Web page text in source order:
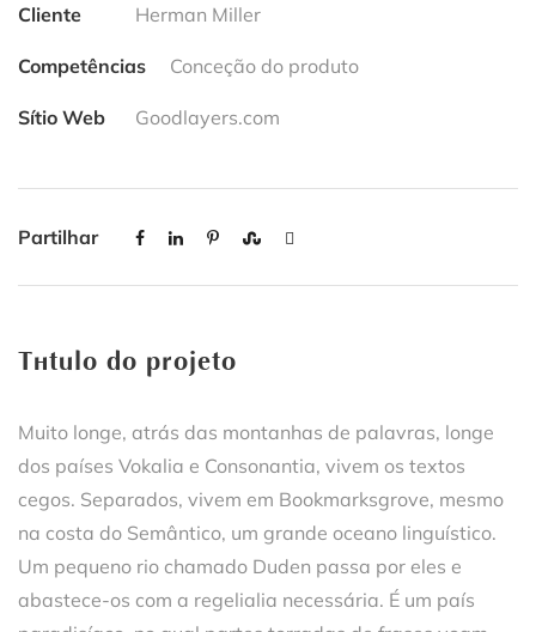
Cliente Herman Miller
Competências Conceção do produto
Sítio Web Goodlayers.com
Partilhar
Título do projeto
Muito longe, atrás das montanhas de palavras, longe
dos países Vokalia e Consonantia, vivem os textos
cegos. Separados, vivem em Bookmarksgrove, mesmo
na costa do Semântico, um grande oceano linguístico.
Um pequeno rio chamado Duden passa por eles e
abastece-os com a regelialia necessária. É um país